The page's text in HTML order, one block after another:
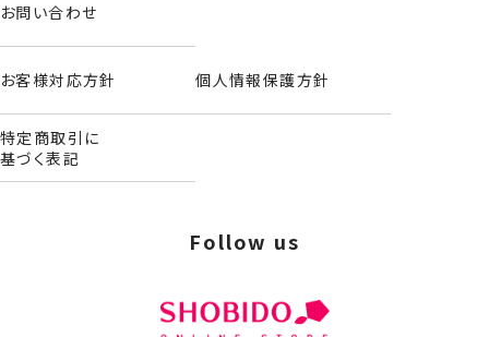
お問い合わせ
お客様対応方針 個人情報保護方針
特定商取引に
基づく表記
Follow us